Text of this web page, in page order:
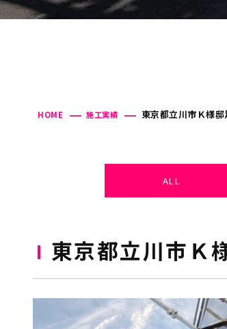
HOME 施工実績 東京都立川市Ｋ様
ALL
東京都立川市Ｋ